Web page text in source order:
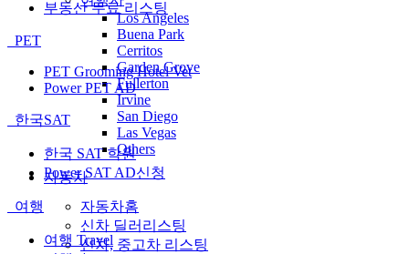
Los Angeles
Buena Park
Cerritos
Garden Grove
Fullerton
Irvine
San Diego
Las Vegas
Others
자동차
자동차홈
신차 딜러리스팅
신차, 중고차 리스팅
부동산 무료 리스팅
PET
PET Grooming Hotel Vet
Power PET AD
한국SAT
한국 SAT 학원
Power SAT AD신청
여행
여행 Travel